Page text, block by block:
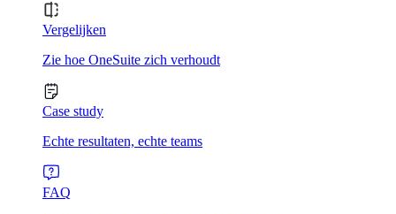
Vergelijken
Zie hoe OneSuite zich verhoudt
Case study
Echte resultaten, echte teams
FAQ